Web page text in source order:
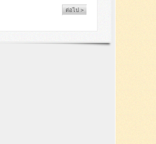
ต่อไป >